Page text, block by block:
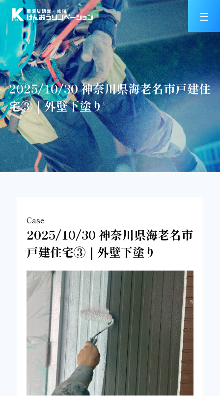
2025/10/30 神奈川県海老名市戸建住
宅③｜外壁下塗り
Case
2025/10/30 神奈川県海老名市
戸建住宅③｜外壁下塗り